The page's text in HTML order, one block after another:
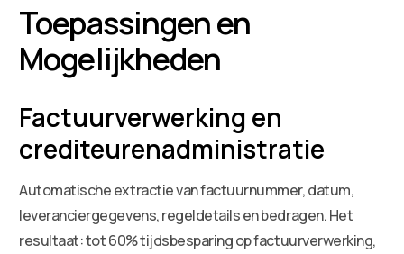
Toepassingen en
Mogelijkheden
Factuurverwerking en
crediteurenadministratie
Automatische extractie van factuurnummer, datum,
leveranciergegevens, regeldetails en bedragen. Het
resultaat: tot 60% tijdsbesparing op factuurverwerking,